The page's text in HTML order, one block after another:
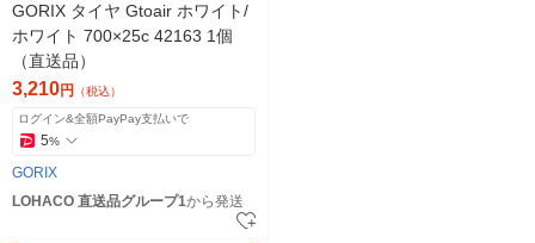
GORIX タイヤ Gtoair ホワイト/
ホワイト 700×25c 42163 1個
（直送品）
3,210円 （税込）
ログイン&全額PayPay支払いで
5%
GORIX
LOHACO 直送品グループ1から発送